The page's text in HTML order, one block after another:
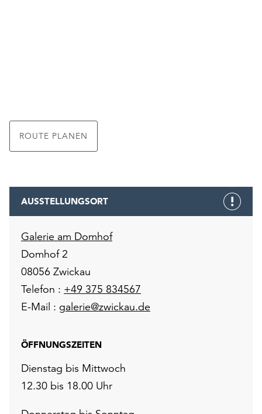
ROUTE PLANEN
AUSSTELLUNGSORT
Galerie am Domhof
Domhof 2
08056 Zwickau
Telefon : +49 375 834567
E-Mail : galerie@zwickau.de
ÖFFNUNGSZEITEN
Dienstag bis Mittwoch
12.30 bis 18.00 Uhr